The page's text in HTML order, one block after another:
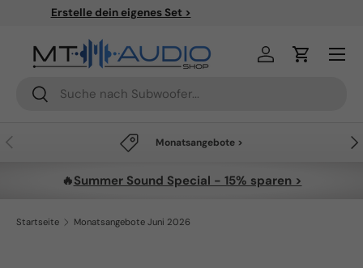
✈Kostenloser Versand ab 49€
Suchen
Suchen
Einloggen
Menü
Vorherige Monatsangebote >
🔥Summer Sound Special - 15% sparen >
Startseite Monatsangebote Juni 2026